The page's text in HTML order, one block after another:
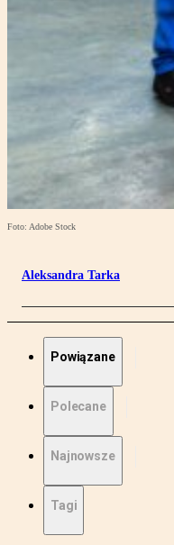
Foto: Adobe Stock
Aleksandra Tarka
Powiązane
Polecane
Najnowsze
Tagi